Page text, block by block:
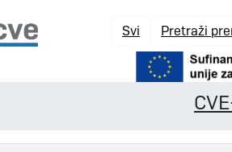
Svi Pretraži